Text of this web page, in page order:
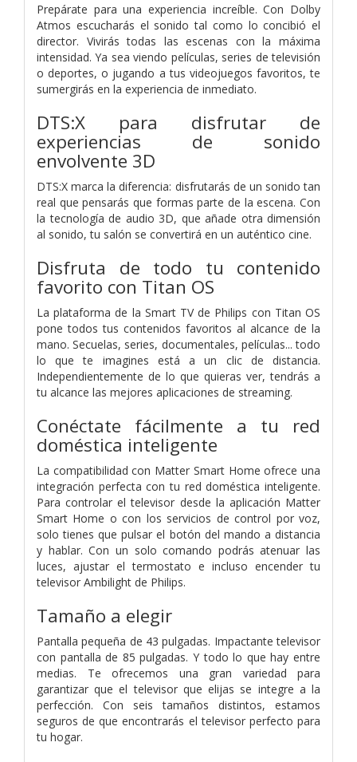
Prepárate para una experiencia increíble. Con Dolby
Atmos escucharás el sonido tal como lo concibió el
director. Vivirás todas las escenas con la máxima
intensidad. Ya sea viendo películas, series de televisión
o deportes, o jugando a tus videojuegos favoritos, te
sumergirás en la experiencia de inmediato.
DTS:X para disfrutar de
experiencias de sonido
envolvente 3D
DTS:X marca la diferencia: disfrutarás de un sonido tan
real que pensarás que formas parte de la escena. Con
la tecnología de audio 3D, que añade otra dimensión
al sonido, tu salón se convertirá en un auténtico cine.
Disfruta de todo tu contenido
favorito con Titan OS
La plataforma de la Smart TV de Philips con Titan OS
pone todos tus contenidos favoritos al alcance de la
mano. Secuelas, series, documentales, películas... todo
lo que te imagines está a un clic de distancia.
Independientemente de lo que quieras ver, tendrás a
tu alcance las mejores aplicaciones de streaming.
Conéctate fácilmente a tu red
doméstica inteligente
La compatibilidad con Matter Smart Home ofrece una
integración perfecta con tu red doméstica inteligente.
Para controlar el televisor desde la aplicación Matter
Smart Home o con los servicios de control por voz,
solo tienes que pulsar el botón del mando a distancia
y hablar. Con un solo comando podrás atenuar las
luces, ajustar el termostato e incluso encender tu
televisor Ambilight de Philips.
Tamaño a elegir
Pantalla pequeña de 43 pulgadas. Impactante televisor
con pantalla de 85 pulgadas. Y todo lo que hay entre
medias. Te ofrecemos una gran variedad para
garantizar que el televisor que elijas se integre a la
perfección. Con seis tamaños distintos, estamos
seguros de que encontrarás el televisor perfecto para
tu hogar.